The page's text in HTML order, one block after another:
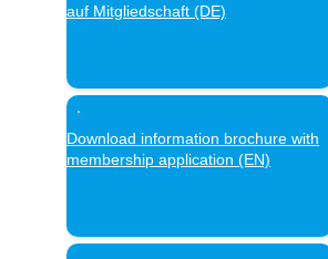
auf Mitgliedschaft (DE)
Download information brochure with
membership application (EN)